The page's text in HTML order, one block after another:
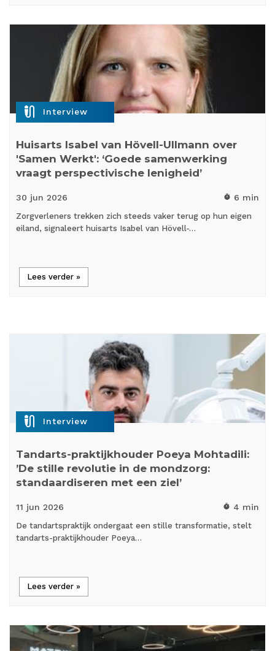
mic_external_on Interview
Huisarts Isabel van Hövell-Ullmann over
'Samen Werkt': ‘Goede samenwerking
vraagt perspectivische lenigheid’
30 jun 2026 timer 6 min
Zorgverleners trekken zich steeds vaker terug op hun eigen
eiland, signaleert huisarts Isabel van Hövell-…
Lees verder »
mic_external_on Interview
Tandarts-praktijkhouder Poeya Mohtadili:
’De stille revolutie in de mondzorg:
standaardiseren met een ziel’
11 jun 2026 timer 4 min
De tandartspraktijk ondergaat een stille transformatie, stelt
tandarts-praktijkhouder Poeya…
Lees verder »